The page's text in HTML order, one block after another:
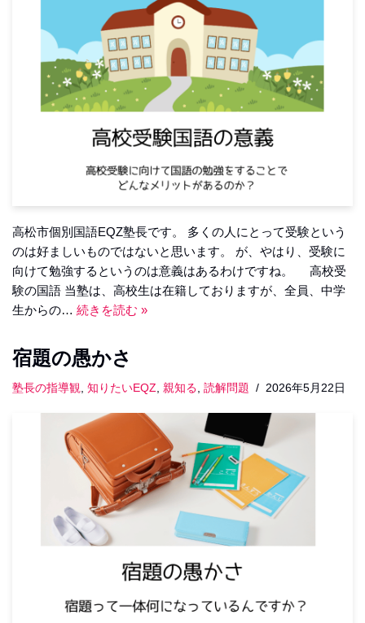
高松市個別国語EQZ塾長です。 多くの人にとって受験という
のは好ましいものではないと思います。 が、やはり、受験に
向けて勉強するというのは意義はあるわけですね。 高校受
験の国語 当塾は、高校生は在籍しておりますが、全員、中学
生からの… 続きを読む »
宿題の愚かさ
塾長の指導観 知りたいEQZ 親知る 読解問題 2026年5月22日